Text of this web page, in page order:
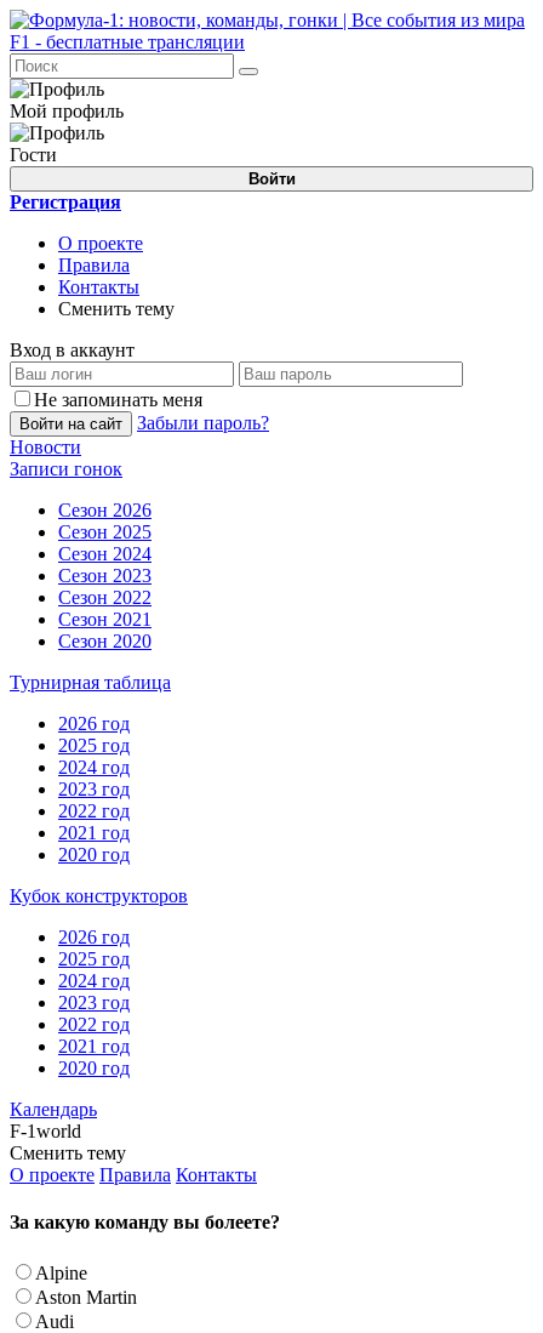
Мой профиль
Гости
Войти
Регистрация
О проекте
Правила
Контакты
Сменить тему
Вход в аккаунт
Не запоминать меня
Войти на сайт
Забыли пароль?
Новости
Записи гонок
Сезон 2026
Сезон 2025
Сезон 2024
Сезон 2023
Сезон 2022
Сезон 2021
Сезон 2020
Турнирная таблица
2026 год
2025 год
2024 год
2023 год
2022 год
2021 год
2020 год
Кубок конструкторов
2026 год
2025 год
2024 год
2023 год
2022 год
2021 год
2020 год
Календарь
F-1world
Сменить тему
О проекте Правила Контакты
За какую команду вы болеете?
Alpine
Aston Martin
Audi